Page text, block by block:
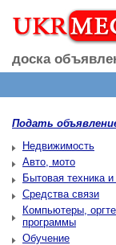
доска
Подать
Недвижимость
Авто, мото
Бытовая техника
Средства связи
Компьютеры,
программы
Обучение